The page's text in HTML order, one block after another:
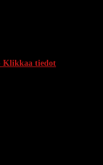
Klikkaa tiedot